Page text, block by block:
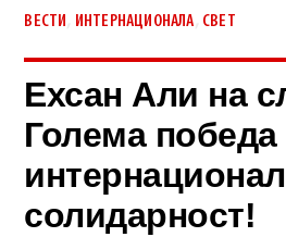
ВЕСТИ ИНТЕРНАЦИОНАЛА СВЕТ
Ехсан Али на
Голема победа
солидарност!